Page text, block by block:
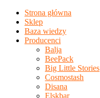
Strona główna
Sklep
Baza wiedzy
Producenci
Balja
BeePack
Big Little Stories
Cosmostash
Disana
Elskbar